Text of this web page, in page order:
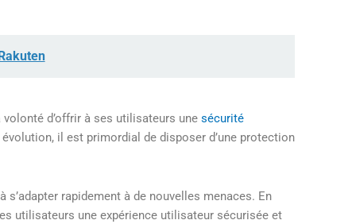
d’offrir à ses utilisateurs une sécurité
il est primordial de disposer d’une protection
s’adapter rapidement à de nouvelles menaces. En
utilisateurs une expérience utilisateur sécurisée et